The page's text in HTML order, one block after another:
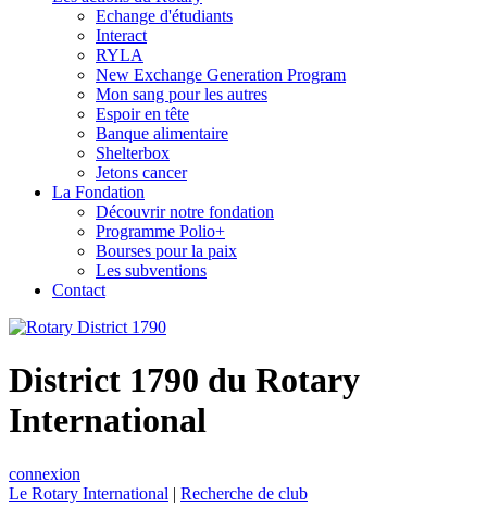
Echange d'étudiants
Interact
RYLA
New Exchange Generation Program
Mon sang pour les autres
Espoir en tête
Banque alimentaire
Shelterbox
Jetons cancer
La Fondation
Découvrir notre fondation
Programme Polio+
Bourses pour la paix
Les subventions
Contact
District 1790 du Rotary
International
connexion
Le Rotary International | Recherche de club